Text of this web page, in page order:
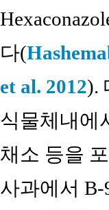
다(
et al. 2012).
식물체내에
채소 등을
사과에서